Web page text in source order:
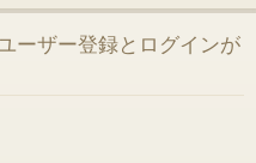
ン ー
登
索
ーザー登録とログインが